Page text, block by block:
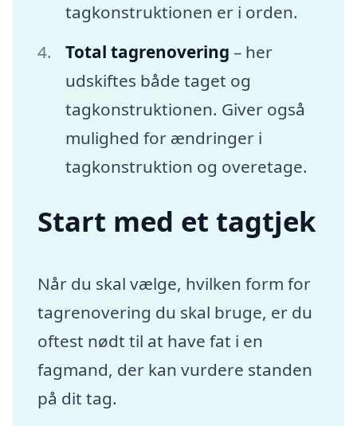
tagkonstruktionen er i orden.
Total tagrenovering – her
udskiftes både taget og
tagkonstruktionen. Giver også
mulighed for ændringer i
tagkonstruktion og overetage.
Start med et tagtjek
Når du skal vælge, hvilken form for
tagrenovering du skal bruge, er du
oftest nødt til at have fat i en
fagmand, der kan vurdere standen
på dit tag.